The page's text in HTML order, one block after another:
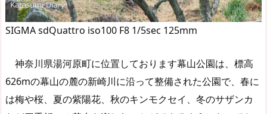
SIGMA sdQuattro iso100 F8 1/5sec 125mm
神奈川県湯河原町に位置しております幕山公園は、標高
626mの幕山の麓の新崎川に沿って整備された公園で、春に
は梅や桜、夏の紫陽花、秋のキンモクセイ、冬のサザンカ